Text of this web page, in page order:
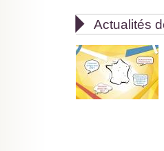
 Actualités